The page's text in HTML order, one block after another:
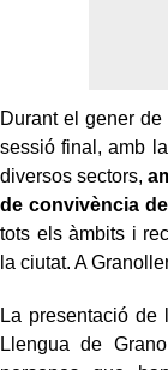
Durant el gener
sessió final, amb
diversos sectors,
de convivència
tots els àmbits i
la ciutat. A
La presentació
Llengua de